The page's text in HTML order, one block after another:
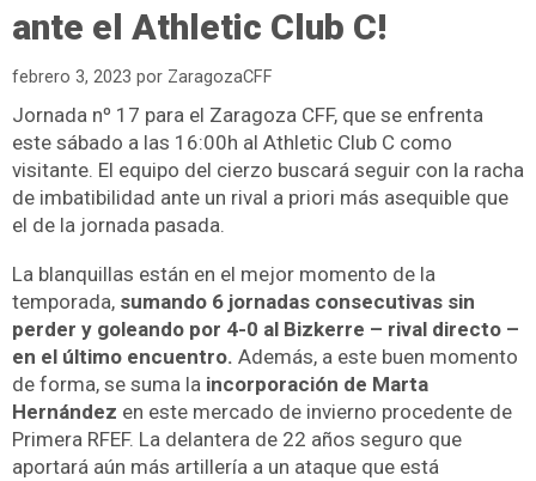
ante el Athletic Club C!
febrero 3, 2023 por ZaragozaCFF
Jornada nº 17 para el Zaragoza CFF, que se enfrenta
este sábado a las 16:00h al Athletic Club C como
visitante. El equipo del cierzo buscará seguir con la racha
de imbatibilidad ante un rival a priori más asequible que
el de la jornada pasada.
La blanquillas están en el mejor momento de la
temporada, sumando 6 jornadas consecutivas sin
perder y goleando por 4-0 al Bizkerre – rival directo –
en el último encuentro. Además, a este buen momento
de forma, se suma la incorporación de Marta
Hernández en este mercado de invierno procedente de
Primera RFEF. La delantera de 22 años seguro que
aportará aún más artillería a un ataque que está